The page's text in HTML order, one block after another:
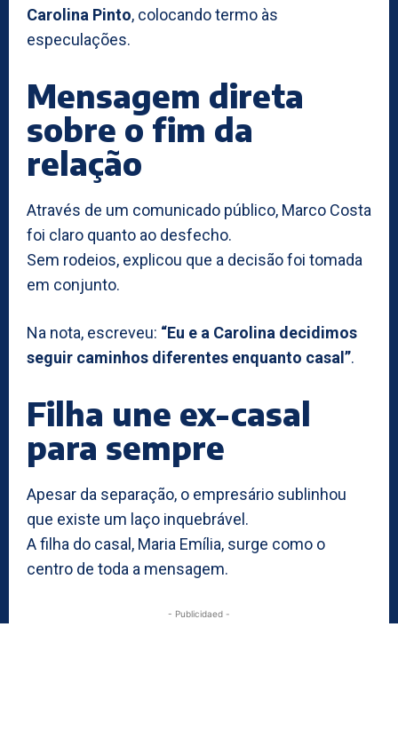
Carolina Pinto, colocando termo às
especulações.
Mensagem direta
sobre o fim da
relação
Através de um comunicado público, Marco Costa
foi claro quanto ao desfecho.
Sem rodeios, explicou que a decisão foi tomada
em conjunto.
Na nota, escreveu: “Eu e a Carolina decidimos
seguir caminhos diferentes enquanto casal”.
Filha une ex-casal
para sempre
Apesar da separação, o empresário sublinhou
que existe um laço inquebrável.
A filha do casal, Maria Emília, surge como o
centro de toda a mensagem.
- Publicidaed -